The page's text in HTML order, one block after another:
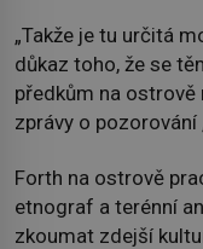
„Takže je tu určitá
důkaz toho, že se
předkům na ostrově
zprávy o pozorování
Forth na ostrově
etnograf a terénní
zkoumat zdejší